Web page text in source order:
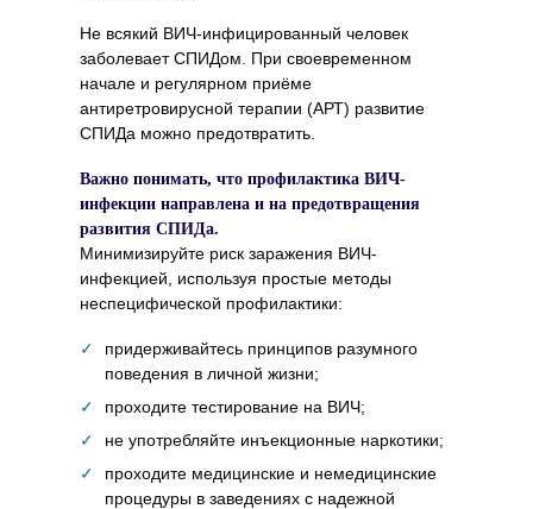
Не всякий ВИЧ-инфицированный человек
заболевает СПИДом. При своевременном
начале и регулярном приёме
антиретровирусной терапии (АРТ) развитие
СПИДа можно предотвратить.
Важно понимать, что профилактика ВИЧ-
инфекции направлена и на предотвращения
развития СПИДа.
Минимизируйте риск заражения ВИЧ-
инфекцией, используя простые методы
неспецифической профилактики:
✓
придерживайтесь принципов разумного
поведения в личной жизни;
✓
проходите тестирование на ВИЧ;
✓
не употребляйте инъекционные наркотики;
✓
проходите медицинские и немедицинские
процедуры в заведениях с надежной